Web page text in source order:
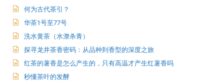
何为古代茶引？
华茶1号至77号
洗水黄茶（水潦杀青）
探寻龙井茶香密码：从品种到香型的深度之旅
红茶的薯香是怎么产生的，只有高温才产生红薯香吗
秒懂茶叶的发酵